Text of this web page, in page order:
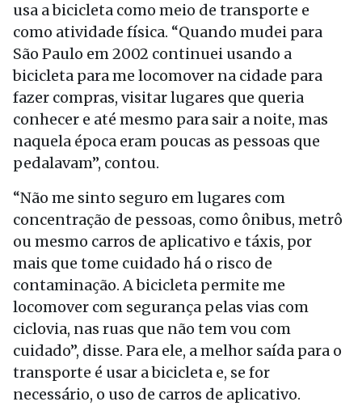
usa a bicicleta como meio de transporte e
como atividade física. “Quando mudei para
São Paulo em 2002 continuei usando a
bicicleta para me locomover na cidade para
fazer compras, visitar lugares que queria
conhecer e até mesmo para sair a noite, mas
naquela época eram poucas as pessoas que
pedalavam”, contou.
“Não me sinto seguro em lugares com
concentração de pessoas, como ônibus, metrô
ou mesmo carros de aplicativo e táxis, por
mais que tome cuidado há o risco de
contaminação. A bicicleta permite me
locomover com segurança pelas vias com
ciclovia, nas ruas que não tem vou com
cuidado”, disse. Para ele, a melhor saída para o
transporte é usar a bicicleta e, se for
necessário, o uso de carros de aplicativo.